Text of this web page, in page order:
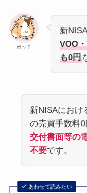
ボッチ
新
VOO
も0円
新NISAにおけ
の売買手数料0
交付書面等の
不要です。
あわせて読みたい